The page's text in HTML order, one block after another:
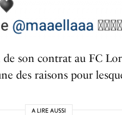
son contrat au FC
des raisons pour
A LIRE AUSSI